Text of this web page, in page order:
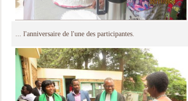
... l'anniversaire de l'une des participantes.